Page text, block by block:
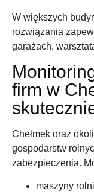
W większych
rozwiązania
garażach,
firm w
Chełmek oraz
gospodarstw
zabezpieczenia.
maszyny